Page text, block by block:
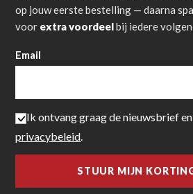
op jouw eerste bestelling — daarna
voor extra voordeelbij iedere
Email
Ik ontvang graag de nieuwsbrief
privacybeleid